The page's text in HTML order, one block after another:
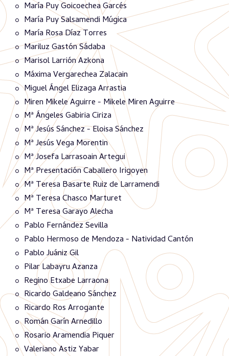
María Puy Goicoechea Garcés
María Puy Salsamendi Múgica
María Rosa Díaz Torres
Mariluz Gastón Sádaba
Marisol Larrión Azkona
Máxima Vergarechea Zalacain
Miguel Ángel Elizaga Arrastia
Miren Mikele Aguirre - Mikele Miren Aguirre
Mª Ángeles Gabiria Ciriza
Mª Jesús Sánchez - Eloisa Sánchez
Mª Jesús Vega Morentin
Mª Josefa Larrasoain Artegui
Mª Presentación Caballero Irigoyen
Mª Teresa Basarte Ruiz de Larramendi
Mª Teresa Chasco Marturet
Mª Teresa Garayo Alecha
Pablo Fernández Sevilla
Pablo Hermoso de Mendoza - Natividad Cantón
Pablo Juániz Gil
Pilar Labayru Azanza
Regino Etxabe Larraona
Ricardo Galdeano Sánchez
Ricardo Ros Arrogante
Román Garín Arnedillo
Rosario Aramendia Piquer
Valeriano Astiz Yabar